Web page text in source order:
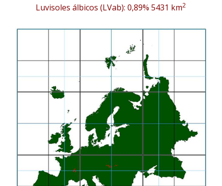
Luvisoles álbicos (LVab): 0,89% 5431 km2